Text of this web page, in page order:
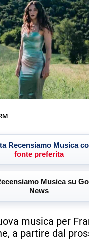
Recensiamo Musica
fonte preferita
Musica su
News
musica per
a partire dal